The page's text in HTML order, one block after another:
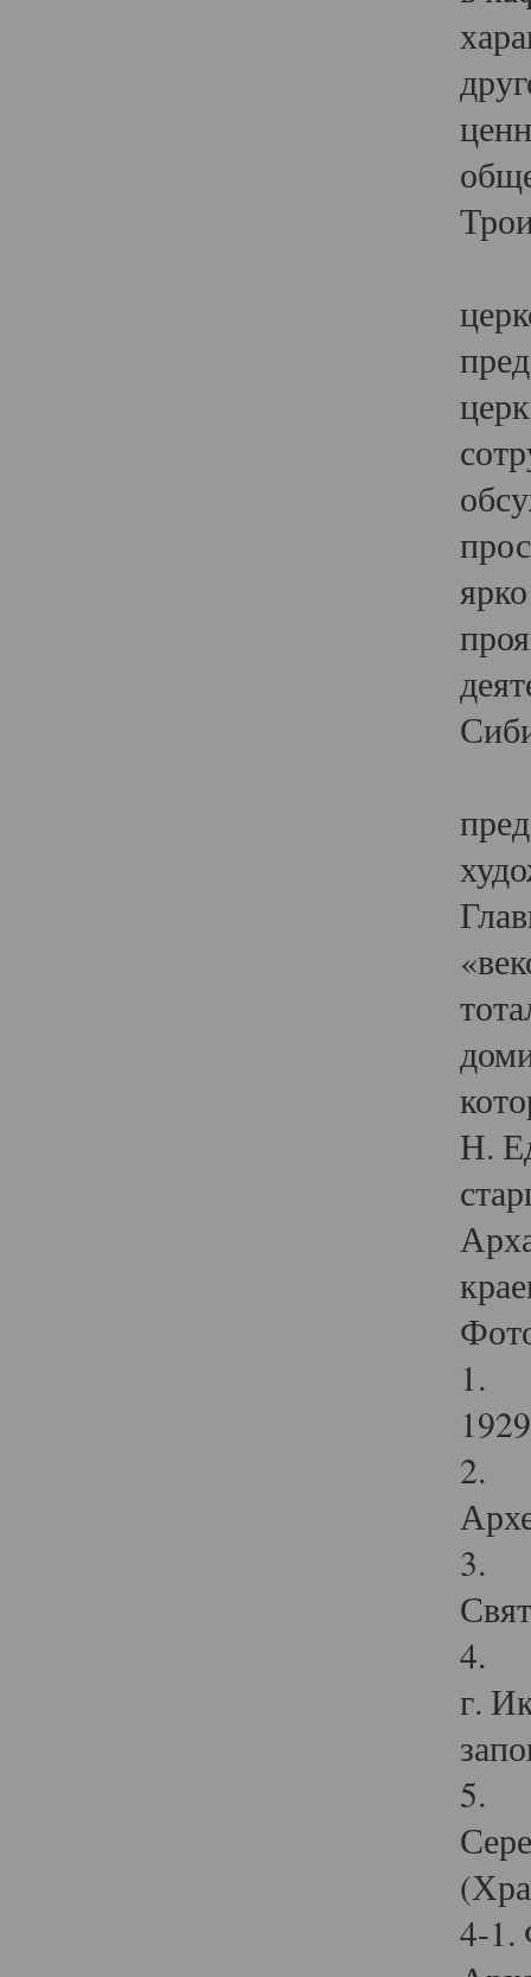
Н.
1.
2.
3.
4.
г.
5.
4-1.